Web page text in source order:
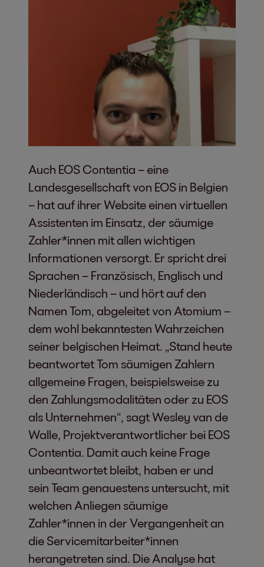
Auch EOS Contentia – eine
Landesgesellschaft von EOS in Belgien
– hat auf ihrer Website einen virtuellen
Assistenten im Einsatz, der säumige
Zahler*innen mit allen wichtigen
Informationen versorgt. Er spricht drei
Sprachen – Französisch, Englisch und
Niederländisch – und hört auf den
Namen Tom, abgeleitet von Atomium –
dem wohl bekanntesten Wahrzeichen
seiner belgischen Heimat. „Stand heute
beantwortet Tom säumigen Zahlern
allgemeine Fragen, beispielsweise zu
den Zahlungsmodalitäten oder zu EOS
als Unternehmen“, sagt Wesley van de
Walle, Projektverantwortlicher bei EOS
Contentia. Damit auch keine Frage
unbeantwortet bleibt, haben er und
sein Team genauestens untersucht, mit
welchen Anliegen säumige
Zahler*innen in der Vergangenheit an
die Servicemitarbeiter*innen
herangetreten sind. Die Analyse hat